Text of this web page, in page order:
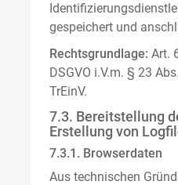
gespeichert und
Rechtsgrundlage: Art.
DSGVO i.V.m. § 23
TrEinV.
7.3. Bereitstellung
Erstellung von
7.3.1. Browserdaten
Aus technischen